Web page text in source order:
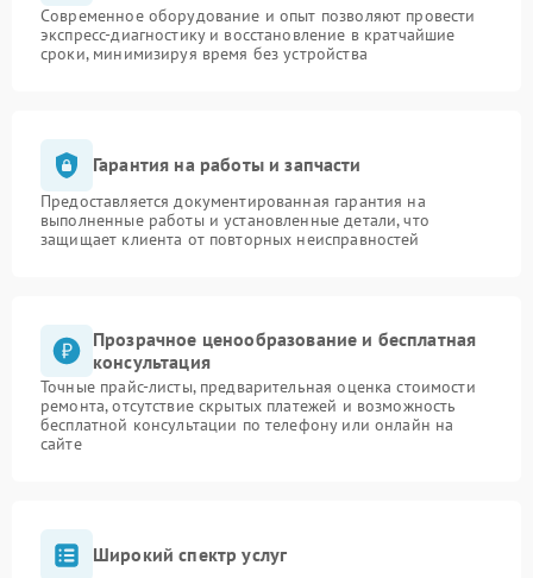
Современное оборудование и опыт позволяют провести
экспресс-диагностику и восстановление в кратчайшие
сроки, минимизируя время без устройства
Гарантия на работы и запчасти
Предоставляется документированная гарантия на
выполненные работы и установленные детали, что
защищает клиента от повторных неисправностей
Прозрачное ценообразование и бесплатная
консультация
Точные прайс-листы, предварительная оценка стоимости
ремонта, отсутствие скрытых платежей и возможность
бесплатной консультации по телефону или онлайн на
сайте
Широкий спектр услуг